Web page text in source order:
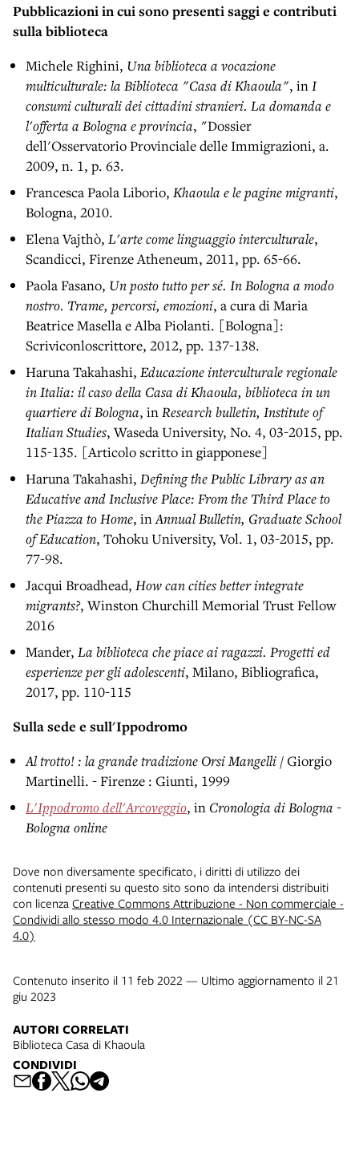
Pubblicazioni in cui sono presenti saggi e contributi
sulla biblioteca
Michele Righini, Una biblioteca a vocazione
multiculturale: la Biblioteca "Casa di Khaoula", inI
consumi culturali dei cittadini stranieri. La domanda e
l'offerta a Bologna e provincia, "Dossier
dell'Osservatorio Provinciale delle Immigrazioni, a.
2009, n. 1, p. 63.
Francesca Paola Liborio, Khaoula e le pagine migranti,
Bologna, 2010.
Elena Vajthò, L'arte come linguaggio interculturale,
Scandicci, Firenze Atheneum, 2011, pp. 65-66.
Paola Fasano, Un posto tutto per sé. In Bologna a modo
nostro. Trame, percorsi, emozioni, a cura di Maria
Beatrice Masella e Alba Piolanti. [Bologna]:
Scriviconloscrittore, 2012, pp. 137-138.
Haruna Takahashi, Educazione interculturale regionale
in Italia: il caso della Casa di Khaoula, biblioteca in un
quartiere di Bologna, inResearch bulletin, Institute of
Italian Studies, Waseda University, No. 4, 03-2015, pp.
115-135. [Articolo scritto in giapponese]
Haruna Takahashi, Defining the Public Library as an
Educative and Inclusive Place: From the Third Place to
the Piazza to Home, inAnnual Bulletin, Graduate School
of Education, Tohoku University, Vol. 1, 03-2015, pp.
77-98.
Jacqui Broadhead, How can cities better integrate
migrants?, Winston Churchill Memorial Trust Fellow
2016
Mander, La biblioteca che piace ai ragazzi. Progetti ed
esperienze per gli adolescenti, Milano, Bibliografica,
2017, pp. 110-115
Sulla sede e sull'Ippodromo
Al trotto! : la grande tradizione Orsi Mangelli / Giorgio
Martinelli. - Firenze : Giunti, 1999
L'Ippodromo dell'Arcoveggio, in Cronologia di Bologna -
Bologna online
Dove non diversamente specificato, i diritti di utilizzo dei
contenuti presenti su questo sito sono da intendersi distribuiti
con licenza Creative Commons Attribuzione - Non commerciale -
Condividi allo stesso modo 4.0 Internazionale (CC BY-NC-SA
4.0)
Contenuto inserito il 11 feb 2022 — Ultimo aggiornamento il 21
giu 2023
AUTORI CORRELATI
Biblioteca Casa di Khaoula
CONDIVIDI